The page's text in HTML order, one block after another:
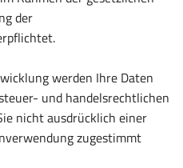
der
werden Ihre Daten
und handelsrechtlichen
nicht ausdrücklich einer
zugestimmt